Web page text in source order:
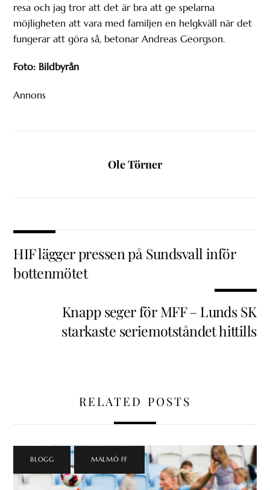
resa och jag tror att det är bra att ge spelarna
möjligheten att vara med familjen en helgkväll när det
fungerar att göra så, betonar Andreas Georgson.
Foto: Bildbyrån
Annons
Ole Törner
HIF lägger pressen på Sundsvall inför
bottenmötet
Knapp seger för MFF – Lunds SK
starkaste seriemotståndet hittills
RELATED POSTS
BLOGG MALMÖ FF